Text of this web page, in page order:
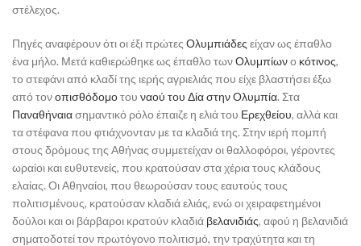
στέλεχος.
Πηγές αναφέρουν ότι οι έξι πρώτες Ολυμπιάδες είχαν ως έπαθλο
ένα μήλο. Μετά καθιερώθηκε ως έπαθλο τωνΟλυμπίωνο κότινος,
το στεφάνι από κλαδί της ιερής αγριελιάς που είχε βλαστήσει έξω
από τονοπισθόδομοτου ναού του Δία στην Ολυμπία. Στα
Παναθήναιασημαντικό ρόλο έπαιζε η ελιά του Ερεχθείου, αλλά και
τα στέφανα που φτιάχνονταν με τα κλαδιά της. Στην ιερή πομπή
στους δρόμους της Αθήνας συμμετείχαν οι θαλλοφόροι, γέροντες
ωραίοι και ευθυτενείς, που κρατούσαν στα χέρια τους κλάδους
ελαίας. Οι Αθηναίοι, που θεωρούσαν τους εαυτούς τους
πολιτισμένους, κρατούσαν κλαδιά ελιάς, ενώ οι χειραφετημένοι
δούλοι και οι βάρβαροι κρατούν κλαδιά βελανιδιάς, αφού η βελανιδιά
σηματοδοτεί τον πρωτόγονο πολιτισμό, την τραχύτητα και τη